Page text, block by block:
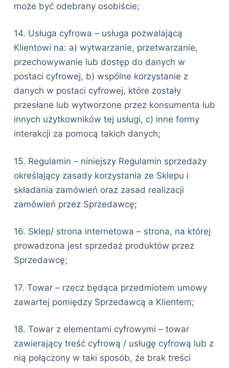
może być odebrany osobiście;
14. Usługa cyfrowa – usługa pozwalającą
Klientowi na: a) wytwarzanie, przetwarzanie,
przechowywanie lub dostęp do danych w
postaci cyfrowej, b) wspólne korzystanie z
danych w postaci cyfrowej, które zostały
przesłane lub wytworzone przez konsumenta lub
innych użytkowników tej usługi, c) inne formy
interakcji za pomocą takich danych;
15. Regulamin – niniejszy Regulamin sprzedaży
określający zasady korzystania ze Sklepu i
składania zamówień oraz zasad realizacji
zamówień przez Sprzedawcę;
16. Sklep/ strona internetowa – strona, na której
prowadzona jest sprzedaż produktów przez
Sprzedawcę;
17. Towar – rzecz będąca przedmiotem umowy
zawartej pomiędzy Sprzedawcą a Klientem;
18. Towar z elementami cyfrowymi – towar
zawierający treść cyfrową / usługę cyfrową lub z
nią połączony w taki sposób, że brak treści